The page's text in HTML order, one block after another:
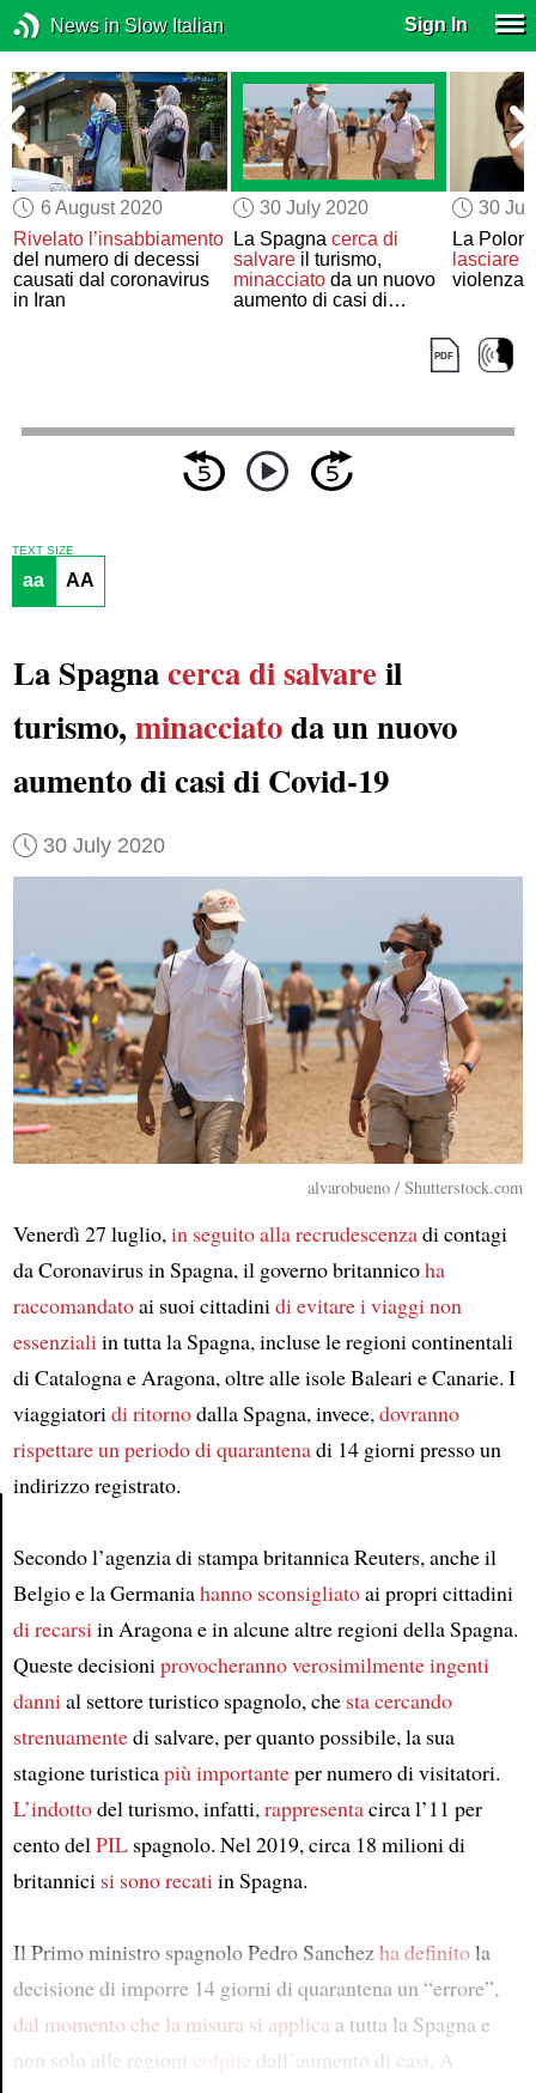
News in Slow Italian Sign In
6 August 2020
Rivelato l’insabbiamento
del numero di decessi
causati dal coronavirus
in Iran
30 July 2020
La Spagna cerca di
salvareil turismo,
minacciatoda un nuovo
aumento di casi di
30
La
lasciareil
violenza
Article
TEXT SIZE
aa AA
La Spagnacerca di salvareil
turismo, minacciatoda un nuovo
aumento di casi di Covid-19
30 July 2020
alvarobueno / Shutterstock.com
Venerdì 27 luglio, in seguito alla recrudescenzadi contagi
da Coronavirus in Spagna, il governo britannicoha
raccomandatoai suoi cittadini di evitarei viaggi non
essenziali in tutta la Spagna, incluse le regioni continentali
di Catalogna e Aragona, oltre alle isole Baleari e Canarie. I
viaggiatori di ritornodalla Spagna, invece, dovranno
rispettare un periodo di quarantenadi 14 giorni presso un
indirizzo registrato.
Secondo l’agenzia di stampa britannica Reuters, anche il
Belgio e la Germaniahanno sconsigliatoai propri cittadini
di recarsi in Aragona e in alcune altre regioni della Spagna.
Queste decisioni provocheranno verosimilmente ingenti
danni al settore turistico spagnolo, che sta cercando
strenuamentedi salvare, per quanto possibile, la sua
stagione turisticapiù importanteper numero di visitatori.
L’indottodel turismo, infatti, rappresentacirca l’11 per
cento del PILspagnolo. Nel 2019, circa 18 milioni di
britannici si sono recati in Spagna.
Il Primo ministro spagnolo Pedro Sanchezha definitola
decisione di imporre 14 giorni di quarantena un “errore”,
dal momento che la misura si applica a tutta la Spagna e
non solo alle regioni colpite dall’aumento di casi. A